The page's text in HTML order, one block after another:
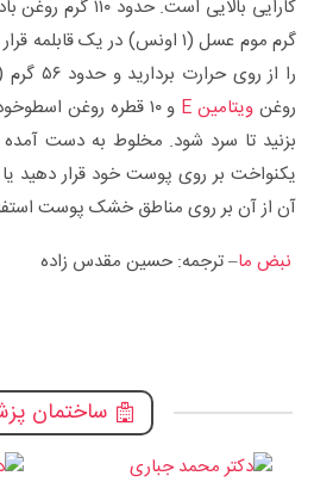
گرم موم عسل (۱ اونس) در یک
روغن ویتامین E
و ۱۰ قطره روغن
بزنید تا سرد شود. مخلوط به دست آمده
یکنواخت بر روی پوست خود قرار دهید
آن از آن بر روی مناطق خشک پوست
نبض ما– ترجمه: حسین مقدس زاده
ساختمان